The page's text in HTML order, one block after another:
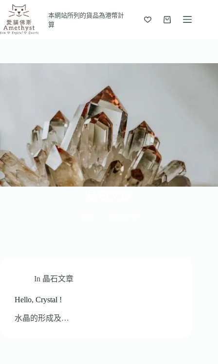
主
容
本網站所列的貨品為港幣計
算
購
In 晶石文章
Hello, Crystal !
水晶的形成及…